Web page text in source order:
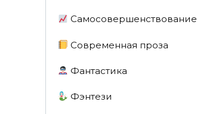
Самосовершенствование
Современная проза
Фантастика
Фэнтези